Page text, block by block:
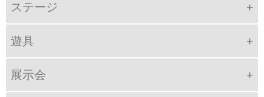
ステージ
遊具
展示会